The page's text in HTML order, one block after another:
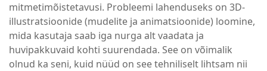
mitmetimõistetavusi. Probleemi lahenduseks on 3D-
illustratsioonide (mudelite ja animatsioonide) loomine,
mida kasutaja saab iga nurga alt vaadata ja
huvipakkuvaid kohti suurendada. See on võimalik
olnud ka seni, kuid nüüd on see tehniliselt lihtsam nii